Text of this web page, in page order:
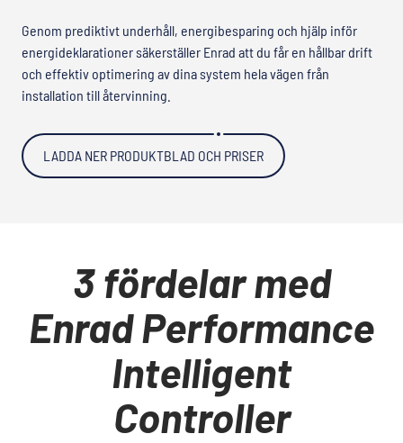
Genom prediktivt underhåll, energibesparing och hjälp inför
energideklarationer säkerställer Enrad att du får en hållbar drift
och effektiv optimering av dina system hela vägen från
installation till återvinning.
LADDA NER PRODUKTBLAD OCH PRISER
3 fördelar med
Enrad Performance
Intelligent
Controller